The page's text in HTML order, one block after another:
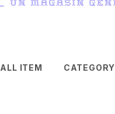
ALL ITEM CATEGORY